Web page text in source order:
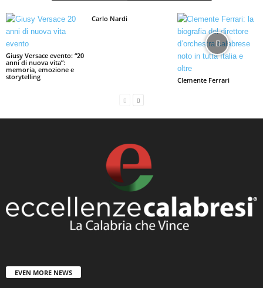
Giusy Versace evento: “20
anni di nuova vita”:
memoria, emozione e
storytelling
Carlo Nardi
Clemente Ferrari
EVEN MORE NEWS